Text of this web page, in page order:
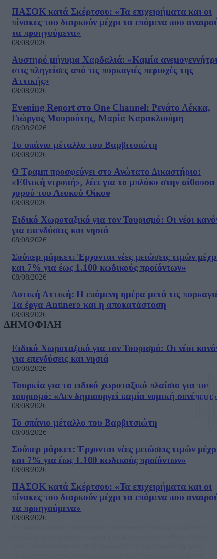
ΠΑΣΟΚ κατά Σκέρτσου: «Τα επιχειρήματα και οι
πίνακες του διαρκούν μέχρι τα επόμενα που
τα προηγούμενα»
08/08/2026
Αυστηρό μήνυμα Χαρδαλιά: «Καμία
στις πληγείσες από τις πυρκαγιές περιοχές της
Αττικής»
08/08/2026
Evening Report στο One Channel: Ρενάτο Λέκκα,
Γιώργος Μουρούτης, Μαρία Καρακλιούμη
08/08/2026
Το σπάνιο μέταλλο του Βαρβιτσιώτη
08/08/2026
Ο Τραμπ προσφεύγει στο Ανώτατο Δικαστήριο:
«Εθνική ντροπή», λέει για το μπλόκο στην αίθουσα
χορού του Λευκού Οίκου
08/08/2026
Ειδικό Χωροταξικό για τον Τουρισμό: Οι νέοι
για επενδύσεις και νησιά
08/08/2026
Σούπερ μάρκετ: Έρχονται νέες μειώσεις τιμών
και 7% για έως 1.100 κωδικούς προϊόντων»
08/08/2026
Δυτική Αττική: Η επόμενη ημέρα μετά τις
Τα έργα Antinero και η αποκατάσταση
08/08/2026
ΔΗΜΟΦΙΛΗ
Ειδικό Χωροταξικό για τον Τουρισμό: Οι νέοι
για επενδύσεις και νησιά
08/08/2026
Τουρκία για το ειδικό χωροταξικό πλαίσιο για τον
τουρισμό: «Δεν δημιουργεί καμία νομική συνέπεια»
08/08/2026
Το σπάνιο μέταλλο του Βαρβιτσιώτη
08/08/2026
Σούπερ μάρκετ: Έρχονται νέες μειώσεις τιμών
και 7% για έως 1.100 κωδικούς προϊόντων»
08/08/2026
ΠΑΣΟΚ κατά Σκέρτσου: «Τα επιχειρήματα και οι
πίνακες του διαρκούν μέχρι τα επόμενα που
τα προηγούμενα»
08/08/2026